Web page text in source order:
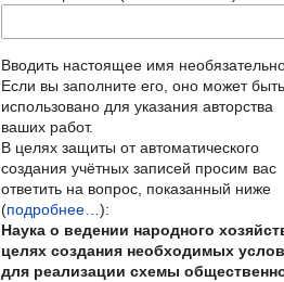
Вводить настоящее имя
Если вы заполните его, оно может быть
использовано для указания авторства
ваших работ.
В целях защиты от автоматического
создания учётных записей просим вас
ответить на вопрос, показанный ниже
(подробнее…):
Наука о ведении народного
целях создания необходимых
для реализации схемы